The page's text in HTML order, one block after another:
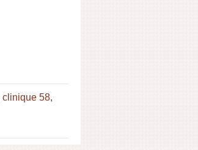
clinique 58,